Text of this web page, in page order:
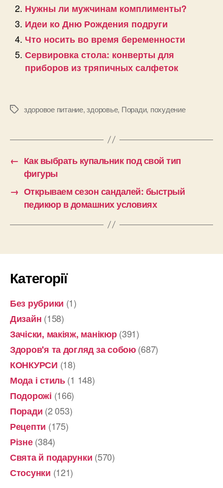
Нужны ли мужчинам комплименты?
Идеи ко Дню Рождения подруги
Что носить во время беременности
Сервировка стола: конверты для
приборов из тряпичных салфеток
Позначки
здоровое питание,здоровье, Поради, похудение
← Как выбрать купальник под свой тип
фигуры
→ Открываем сезон сандалей: быстрый
педикюр в домашних условиях
Категорії
Без рубрики (1)
Дизайн (158)
Зачіски, макіяж, манікюр(391)
Здоров'я та догляд за собою(687)
КОНКУРСИ (18)
Мода і стиль(1 148)
Подорожі (166)
Поради (2 053)
Рецепти (175)
Різне(384)
Свята й подарунки (570)
Стосунки (121)